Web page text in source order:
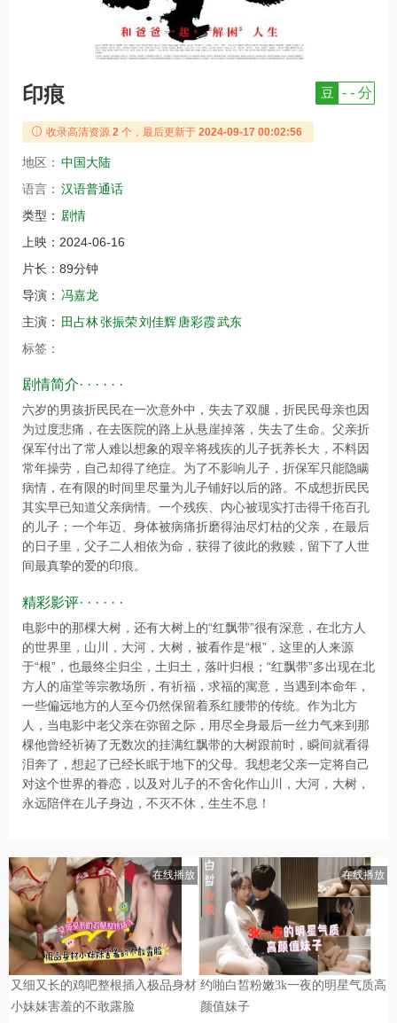
印痕 豆 - - 分
收录高清资源 2 个，最后更新于 2024-09-17 00:02:56
地区： 中国大陆
语言： 汉语普通话
类型： 剧情
上映： 2024-06-16
片长： 89分钟
导演： 冯嘉龙
主演：
田占林张振荣刘佳辉 唐彩霞武东
标签：
剧情简介· · · · · ·
六岁的男孩折民民在一次意外中，失去了双腿，折民民母亲也因
为过度悲痛，在去医院的路上从悬崖掉落，失去了生命。父亲折
保军付出了常人难以想象的艰辛将残疾的儿子抚养长大，不料因
常年操劳，自己却得了绝症。为了不影响儿子，折保军只能隐瞒
病情，在有限的时间里尽量为儿子铺好以后的路。不成想折民民
其实早已知道父亲病情。一个残疾、内心被现实打击得千疮百孔
的儿子；一个年迈、身体被病痛折磨得油尽灯枯的父亲，在最后
的日子里，父子二人相依为命，获得了彼此的救赎，留下了人世
间最真挚的爱的印痕。
精彩影评· · · · · ·
电影中的那棵大树，还有大树上的“红飘带”很有深意，在北方人
的世界里，山川，大河，大树，被看作是“根”，这里的人来源
于“根”，也最终尘归尘，土归土，落叶归根；“红飘带”多出现在北
方人的庙堂等宗教场所，有祈福，求福的寓意，当遇到本命年，
一些偏远地方的人至今仍然保留着系红腰带的传统。作为北方
人，当电影中老父亲在弥留之际，用尽全身最后一丝力气来到那
棵他曾经祈祷了无数次的挂满红飘带的大树跟前时，瞬间就看得
泪奔了，想起了已经长眠于地下的父母。我想老父亲一定将自己
对这个世界的眷恋，以及对儿子的不舍化作山川，大河，大树，
永远陪伴在儿子身边，不灭不休，生生不息！